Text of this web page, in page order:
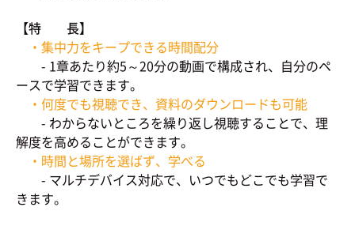
【特 長】
・集中力をキープできる時間配分
- 1章あたり約5～20分の動画で構成され、自分のペ
ースで学習できます。
・何度でも視聴でき、資料のダウンロードも可能
- わからないところを繰り返し視聴することで、理
解度を高めることができます。
・時間と場所を選ばず、学べる
- マルチデバイス対応で、いつでもどこでも学習で
きます。